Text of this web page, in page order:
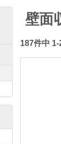
壁面
187件中 1-